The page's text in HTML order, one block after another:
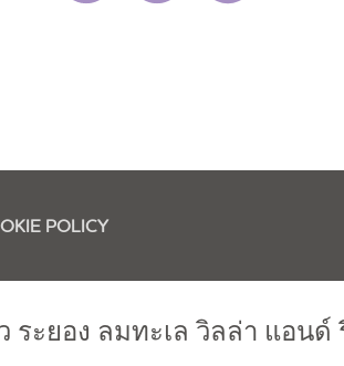
POLICY
ระยอง ลมทะเล วิลล่า แอนด์